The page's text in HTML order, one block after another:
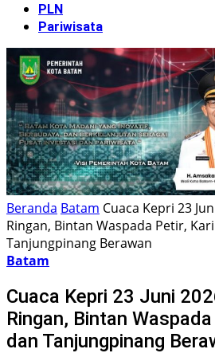
PLN
Pariwisata
Beranda Batam Cuaca Kepri 23
Ringan, Bintan Waspada Petir,
Tanjungpinang Berawan
Batam
Cuaca Kepri 23 Juni
Ringan, Bintan
dan Tanjungpinang